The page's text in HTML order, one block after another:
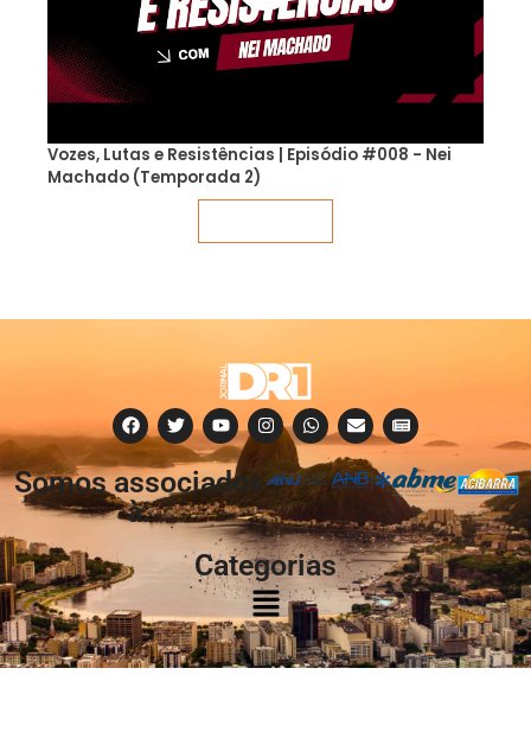
Vozes, Lutas e Resistências | Episódio #008 - Nei
Machado (Temporada 2)
Somos associados
à:
Categorias